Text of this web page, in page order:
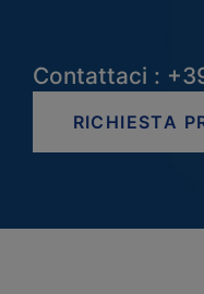
Contattaci :
RICHIESTA